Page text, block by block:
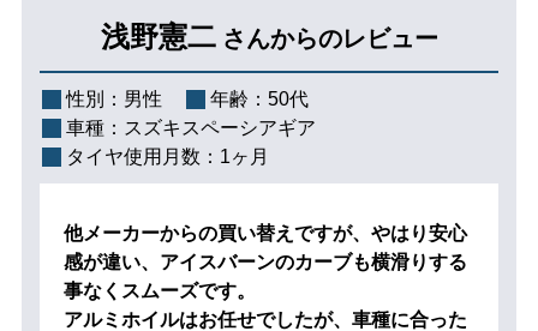
浅野憲二 さんからのレビュー
性別： 男性 年齢： 50代
車種： スズキスペーシアギア
タイヤ使用月数： 1ヶ月
他メーカーからの買い替えですが、やはり安心
感が違い、アイスバーンのカーブも横滑りする
事なくスムーズです。
アルミホイルはお任せでしたが、車種に合った